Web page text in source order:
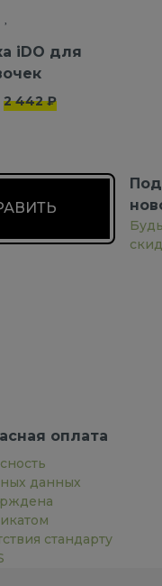
iDO для
2 442 ₽
оплата
данных
стандарту